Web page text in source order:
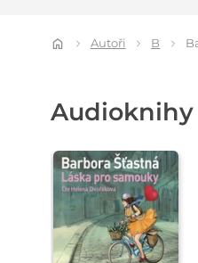
Autoři B
Audioknihy